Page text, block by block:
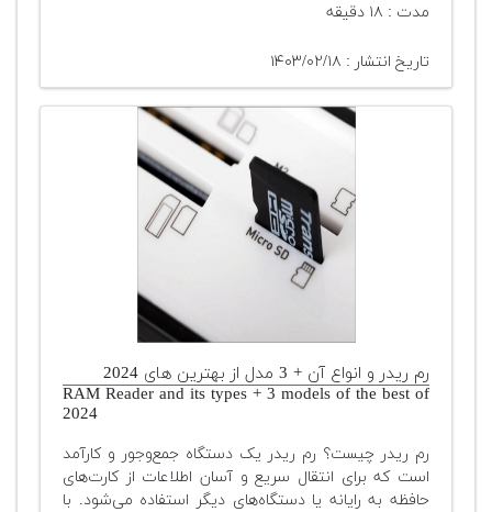
مدت : ۱۸ دقیقه
تاریخ انتشار : ۱۴۰۳/۰۲/۱۸
رم ریدر و انواع آن + 3 مدل از بهترین های 2024
RAM Reader and its types + 3 models of the best of
2024
رم ریدر چیست؟ رم ریدر یک دستگاه جمع‌وجور و کارآمد
است که برای انتقال سریع و آسان اطلاعات از کارت‌های
حافظه به رایانه یا دستگاه‌های دیگر استفاده می‌شود. با